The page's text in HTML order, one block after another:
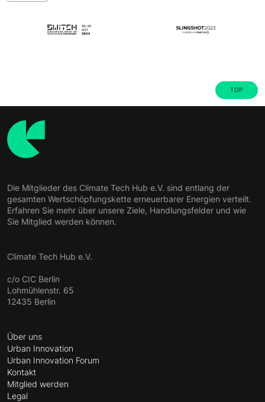
TOP
Die Mitglieder des Climate Tech Hub e.V. sind entlang der
gesamten Wertschöpfungskette erneuerbarer Energien verteilt.
Erfahren Sie mehr über unsere Ziele, Handlungsfelder und wie
Sie Mitglied werden können.
Climate Tech Hub e.V.
c/o CIC Berlin
Lohmühlenstr. 65
12435 Berlin
Über uns
Urban Innovation
Urban Innovation Forum
Kontakt
Mitglied werden
Legal